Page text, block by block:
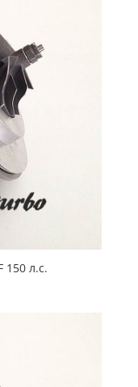
150 л.с.